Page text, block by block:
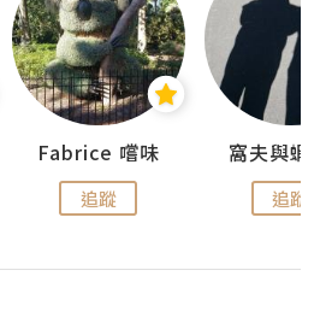
Fabrice 嚐味
追蹤
窩夫與蝦
追蹤